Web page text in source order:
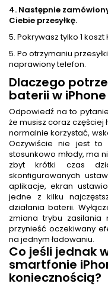
4. Następnie
Ciebie przesyłkę.
5. Pokrywasz tylko 1 koszt
5. Po otrzymaniu
naprawiony telefon.
Dlaczego
baterii w iPhone
Odpowiedź na to
że musisz coraz częściej
normalnie korzystać,
Oczywiście nie jest to
stosunkowo młody, ma
zbyt krótki czas
skonfigurowanych
aplikacje, ekran
jedne z kilku
działania baterii.
zmiana trybu zasilania
przynieść oczekiwany
na jednym ładowaniu.
Co jeśli jednak
smartfonie
koniecznością?